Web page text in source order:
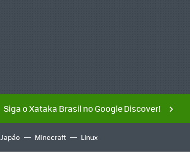
Siga o Xataka Brasil no Google Discover!
Japão Minecraft Linux